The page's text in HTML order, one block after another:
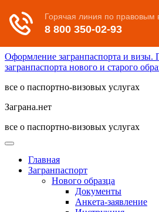
Оформление загранпаспорта и визы.
загранпаспорта нового и старого
все о паспортно-визовых услугах
Заграна.нет
все о паспортно-визовых услугах
Главная
Загранпаспорт
Нового образца
Документы
Анкета-заявление